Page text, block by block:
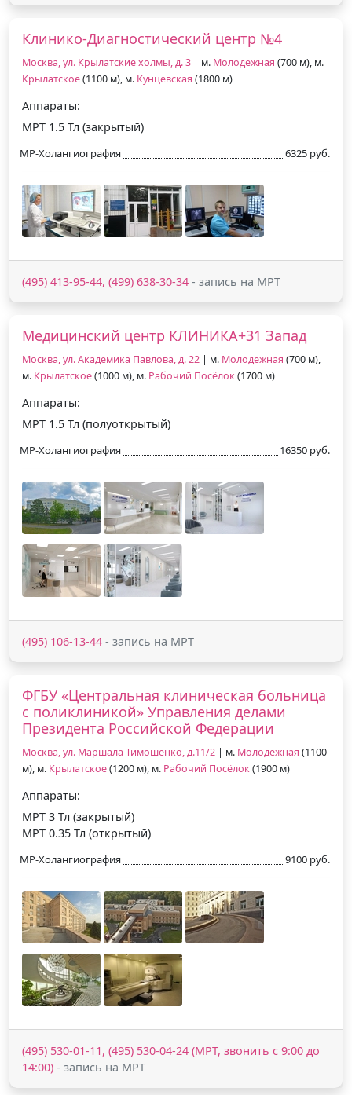
Клинико-Диагностический центр №4
Москва, ул. Крылатские холмы, д. 3 | м. Молодежная (700 м), м.
Крылатское(1100 м), м. Кунцевская (1800 м)
Аппараты:
МРТ 1.5 Тл (закрытый)
МР-Холангиография 6325 руб.
(495) 413-95-44, (499) 638-30-34 - запись на МРТ
Медицинский центр КЛИНИКА+31 Запад
Москва, ул. Академика Павлова, д. 22 | м. Молодежная (700 м),
м. Крылатское(1000 м), м. Рабочий Посёлок(1700 м)
Аппараты:
МРТ 1.5 Тл (полуоткрытый)
МР-Холангиография 16350 руб.
(495) 106-13-44 - запись на МРТ
ФГБУ «Центральная клиническая больница
с поликлиникой» Управления делами
Президента Российской Федерации
Москва, ул. Маршала Тимошенко, д.11/2 | м. Молодежная (1100
м), м. Крылатское(1200 м), м. Рабочий Посёлок(1900 м)
Аппараты:
МРТ 3 Тл (закрытый)
МРТ 0.35 Тл (открытый)
МР-Холангиография 9100 руб.
(495) 530-01-11, (495) 530-04-24 (МРТ, звонить с 9:00 до
14:00) - запись на МРТ